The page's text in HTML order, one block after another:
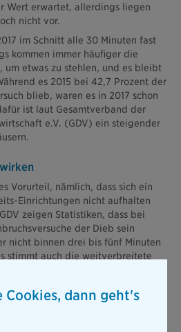
Wert erwartet, allerdings liegen
nicht vor.
im Schnitt alle 30 Minuten fast
kommen immer häufiger die
um etwas zu stehlen, und es bleibt
es 2015 bei 42,7 Prozent der
blieb, waren es in 2017 schon
ist laut Gesamtverband der
e.V. (GDV) ein steigender
Vorurteil, nämlich, dass sich ein
Einrichtungen nicht aufhalten
zeigen Statistiken, dass bei
der Dieb sein
nicht binnen drei bis fünf Minuten
stimmt auch die weitverbreitete
Sicherheitseinrichtungen
Cookies, dann geht's